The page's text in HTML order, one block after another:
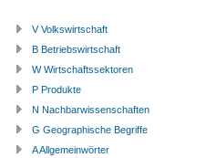
V Volkswirtschaft
B Betriebswirtschaft
W Wirtschaftssektoren
P Produkte
N Nachbarwissenschaften
G Geographische Begriffe
A Allgemeinwörter